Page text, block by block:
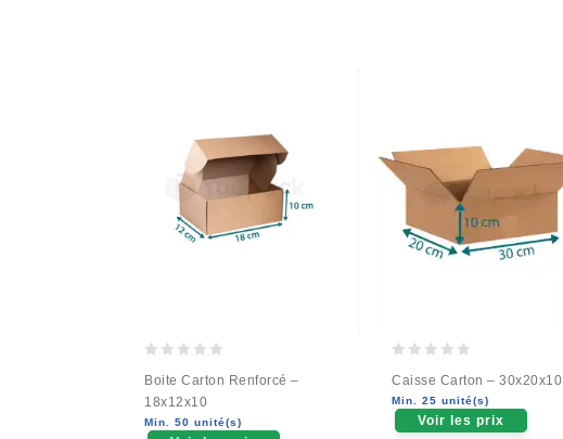
out
of
5
Boite Carton Renforcé –
18x12x10
Min. 50 unité(s)
out
of
5
Caisse Carton – 30x20x10
Min. 25 unité(s)
Voir les prix